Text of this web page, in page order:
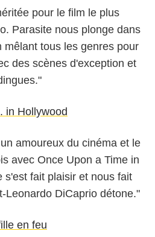
pour le film le plus
Parasite nous plonge dans
mêlant tous les genres pour
des scènes d'exception et
in Hollywood
amoureux du cinéma et le
avec Once Upon a Time in
s'est fait plaisir et nous fait
Leonardo DiCaprio détone."
en feu